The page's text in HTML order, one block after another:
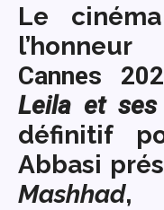
Le
Cannes
Leila et
définitif
Abbasi
Mashhad,